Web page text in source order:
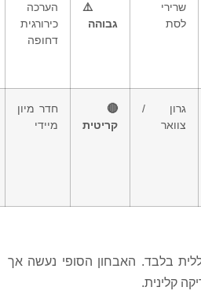
⚠️
גבוהה
כירורגית
חסימת
ניקוז
הזיהום
🔴
קריטית
חדר מיון
מיידי
חסימת
דרכי אוויר
הסופי נעשה אך